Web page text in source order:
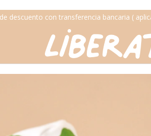
descuento con transferencia bancaria (